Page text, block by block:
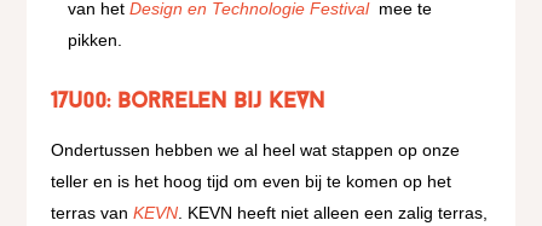
van hetDesign en Technologie Festival mee te
pikken.
17u00: borrelen bij KEVN
Ondertussen hebben we al heel wat stappen op onze
teller en is het hoog tijd om even bij te komen op het
terras van KEVN . KEVN heeft niet alleen een zalig terras,